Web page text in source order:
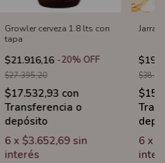
Growler cerveza 1.8 lts con
tapa
$21.916,16 -20% OFF
$27.395,20
$17.532,93 con
Transferencia o
depósito
6 x $3.652,69 sin
interés
Jarra
6 x